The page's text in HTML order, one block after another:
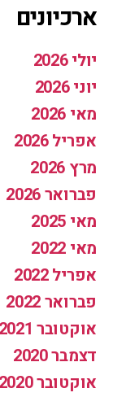
ארכיונים
יולי 2026
יוני 2026
מאי 2026
אפריל 2026
מרץ 2026
פברואר 2026
מאי 2025
מאי 2022
אפריל 2022
פברואר 2022
אוקטובר 2021
דצמבר 2020
אוקטובר 2020